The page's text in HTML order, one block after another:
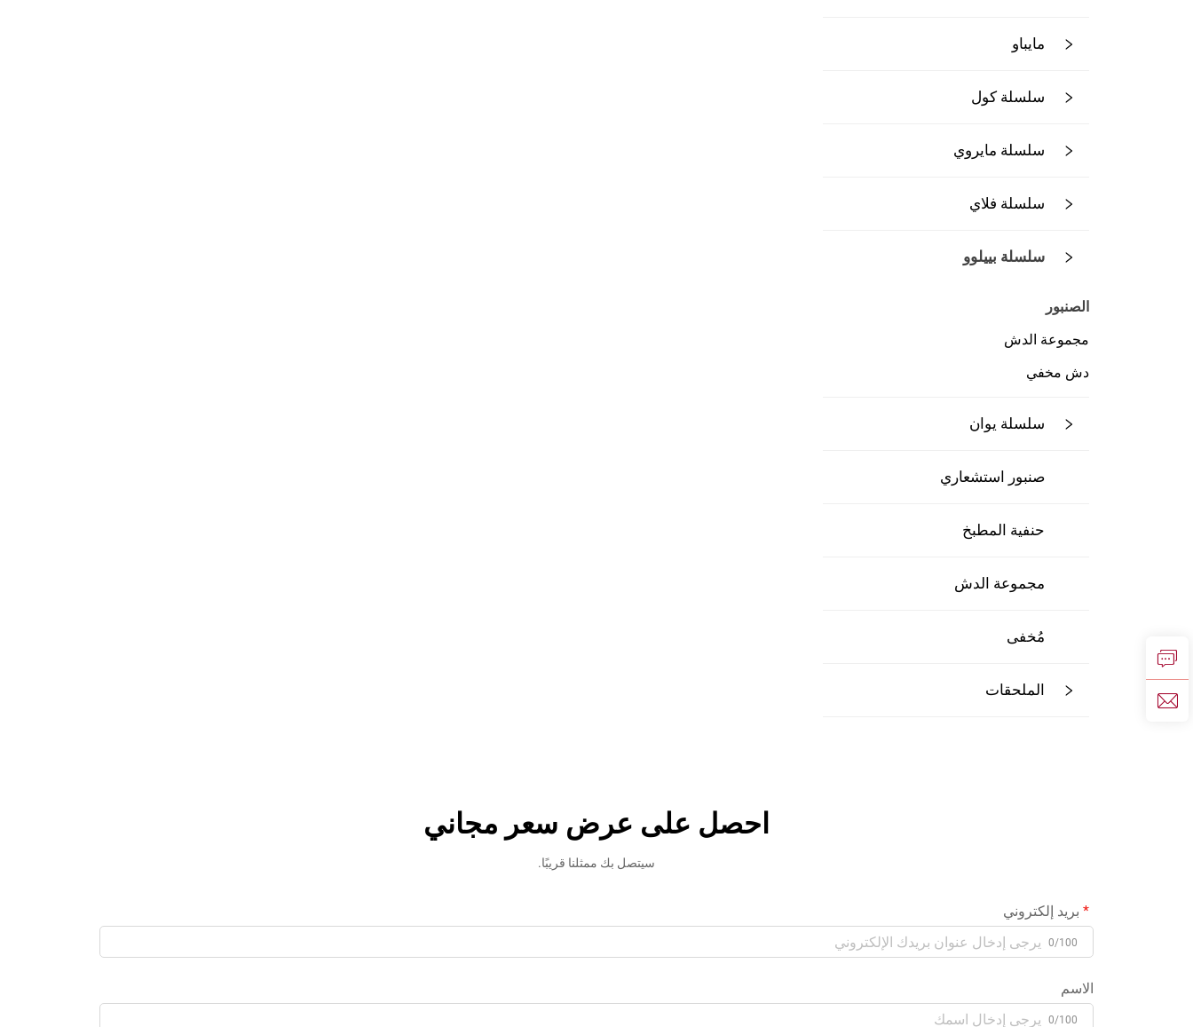
مايباو
سلسلة كول
سلسلة مايروي
سلسلة فلاي
سلسلة بييلوو
الصنبور
مجموعة الدش
دش مخفي
سلسلة يوان
صنبور استشعاري
حنفية المطبخ
مجموعة الدش
مُخفى
الملحقات
احصل على عرض سعر مجاني
سيتصل بك ممثلنا قريبًا.
بريد إلكتروني
0/100
الاسم
0/100